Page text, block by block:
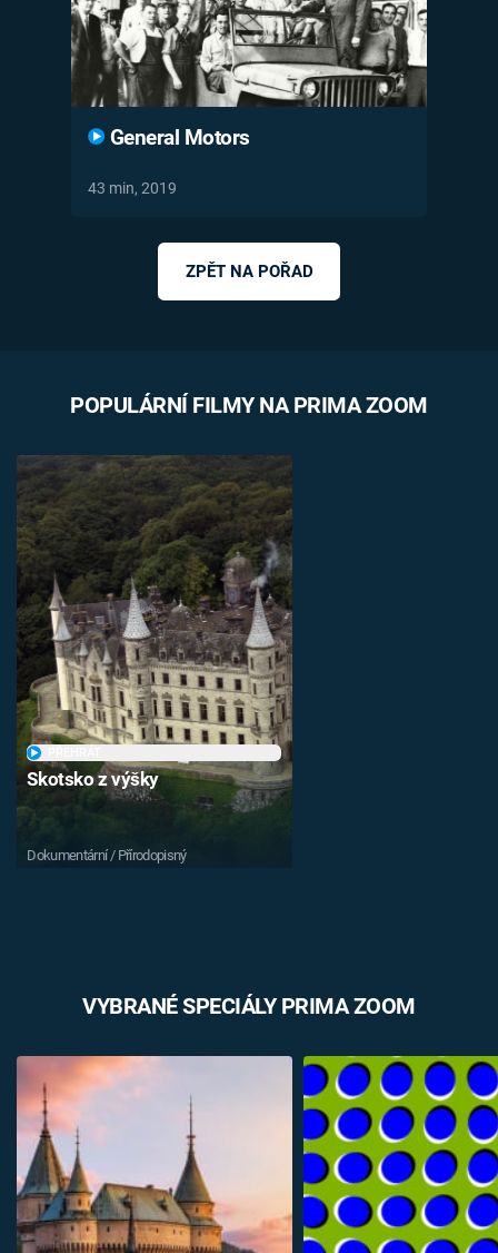
General Motors
43 min, 2019
ZPĚT NA POŘAD
POPULÁRNÍ FILMY NA PRIMA ZOOM
Skotsko z výšky
Dokumentární / Přírodopisný
VYBRANÉ SPECIÁLY PRIMA ZOOM